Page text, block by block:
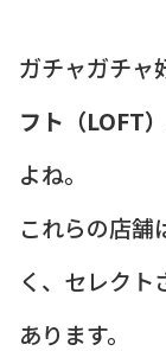
ガチャガチャ
フト（LOFT
よね。
これらの店舗
く、セレクト
あります。